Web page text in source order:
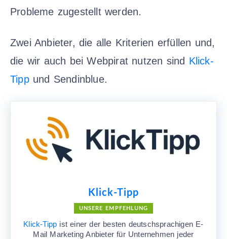
Probleme zugestellt werden.
Zwei Anbieter, die alle Kriterien erfüllen und,
die wir auch bei Webpirat nutzen sind Klick-
Tippund Sendinblue.
Klick-Tipp
UNSERE EMPFEHLUNG
Klick-Tipp ist einer der besten deutschsprachigen E-
Mail Marketing Anbieter für Unternehmen jeder